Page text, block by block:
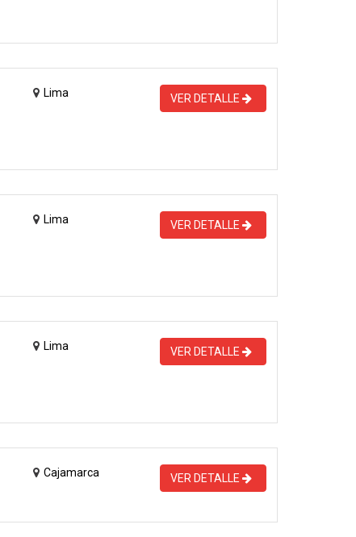
Lima VER DETALLE
Lima VER DETALLE
Lima VER DETALLE
Cajamarca VER DETALLE